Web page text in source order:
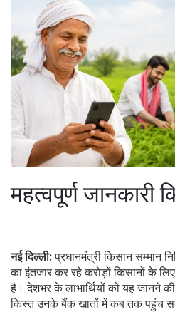
महत्वपूर्ण जानकारी
नई दिल्ली:प्रधानमंत्री किसान सम्मान
का इंतजार कर रहे करोड़ों किसानों के
है। देशभर के लाभार्थियों को यह जानने
किस्त उनके बैंक खातों में कब तक पहुंच